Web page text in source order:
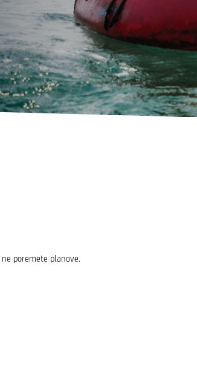
poremete planove.